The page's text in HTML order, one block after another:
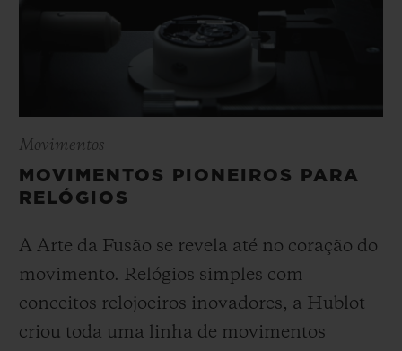
Movimentos
MOVIMENTOS PIONEIROS PARA
RELÓGIOS
A Arte da Fusão se revela até no coração do
movimento. Relógios simples com
conceitos relojoeiros inovadores, a Hublot
criou toda uma linha de movimentos